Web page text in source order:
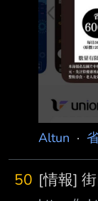
Altun ·
50 [情報]